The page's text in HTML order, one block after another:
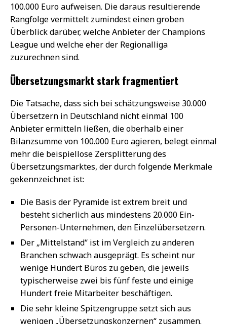
100.000 Euro aufweisen. Die daraus resultierende
Rangfolge vermittelt zumindest einen groben
Überblick darüber, welche Anbieter der Champions
League und welche eher der Regionalliga
zuzurechnen sind.
Übersetzungsmarkt stark fragmentiert
Die Tatsache, dass sich bei schätzungsweise 30.000
Übersetzern in Deutschland nicht einmal 100
Anbieter ermitteln ließen, die oberhalb einer
Bilanzsumme von 100.000 Euro agieren, belegt einmal
mehr die beispiellose Zersplitterung des
Übersetzungsmarktes, der durch folgende Merkmale
gekennzeichnet ist:
Die Basis der Pyramide ist extrem breit und
besteht sicherlich aus mindestens 20.000 Ein-
Personen-Unternehmen, den Einzelübersetzern.
Der „Mittelstand“ ist im Vergleich zu anderen
Branchen schwach ausgeprägt. Es scheint nur
wenige Hundert Büros zu geben, die jeweils
typischerweise zwei bis fünf feste und einige
Hundert freie Mitarbeiter beschäftigen.
Die sehr kleine Spitzengruppe setzt sich aus
wenigen „Übersetzungskonzernen“ zusammen.